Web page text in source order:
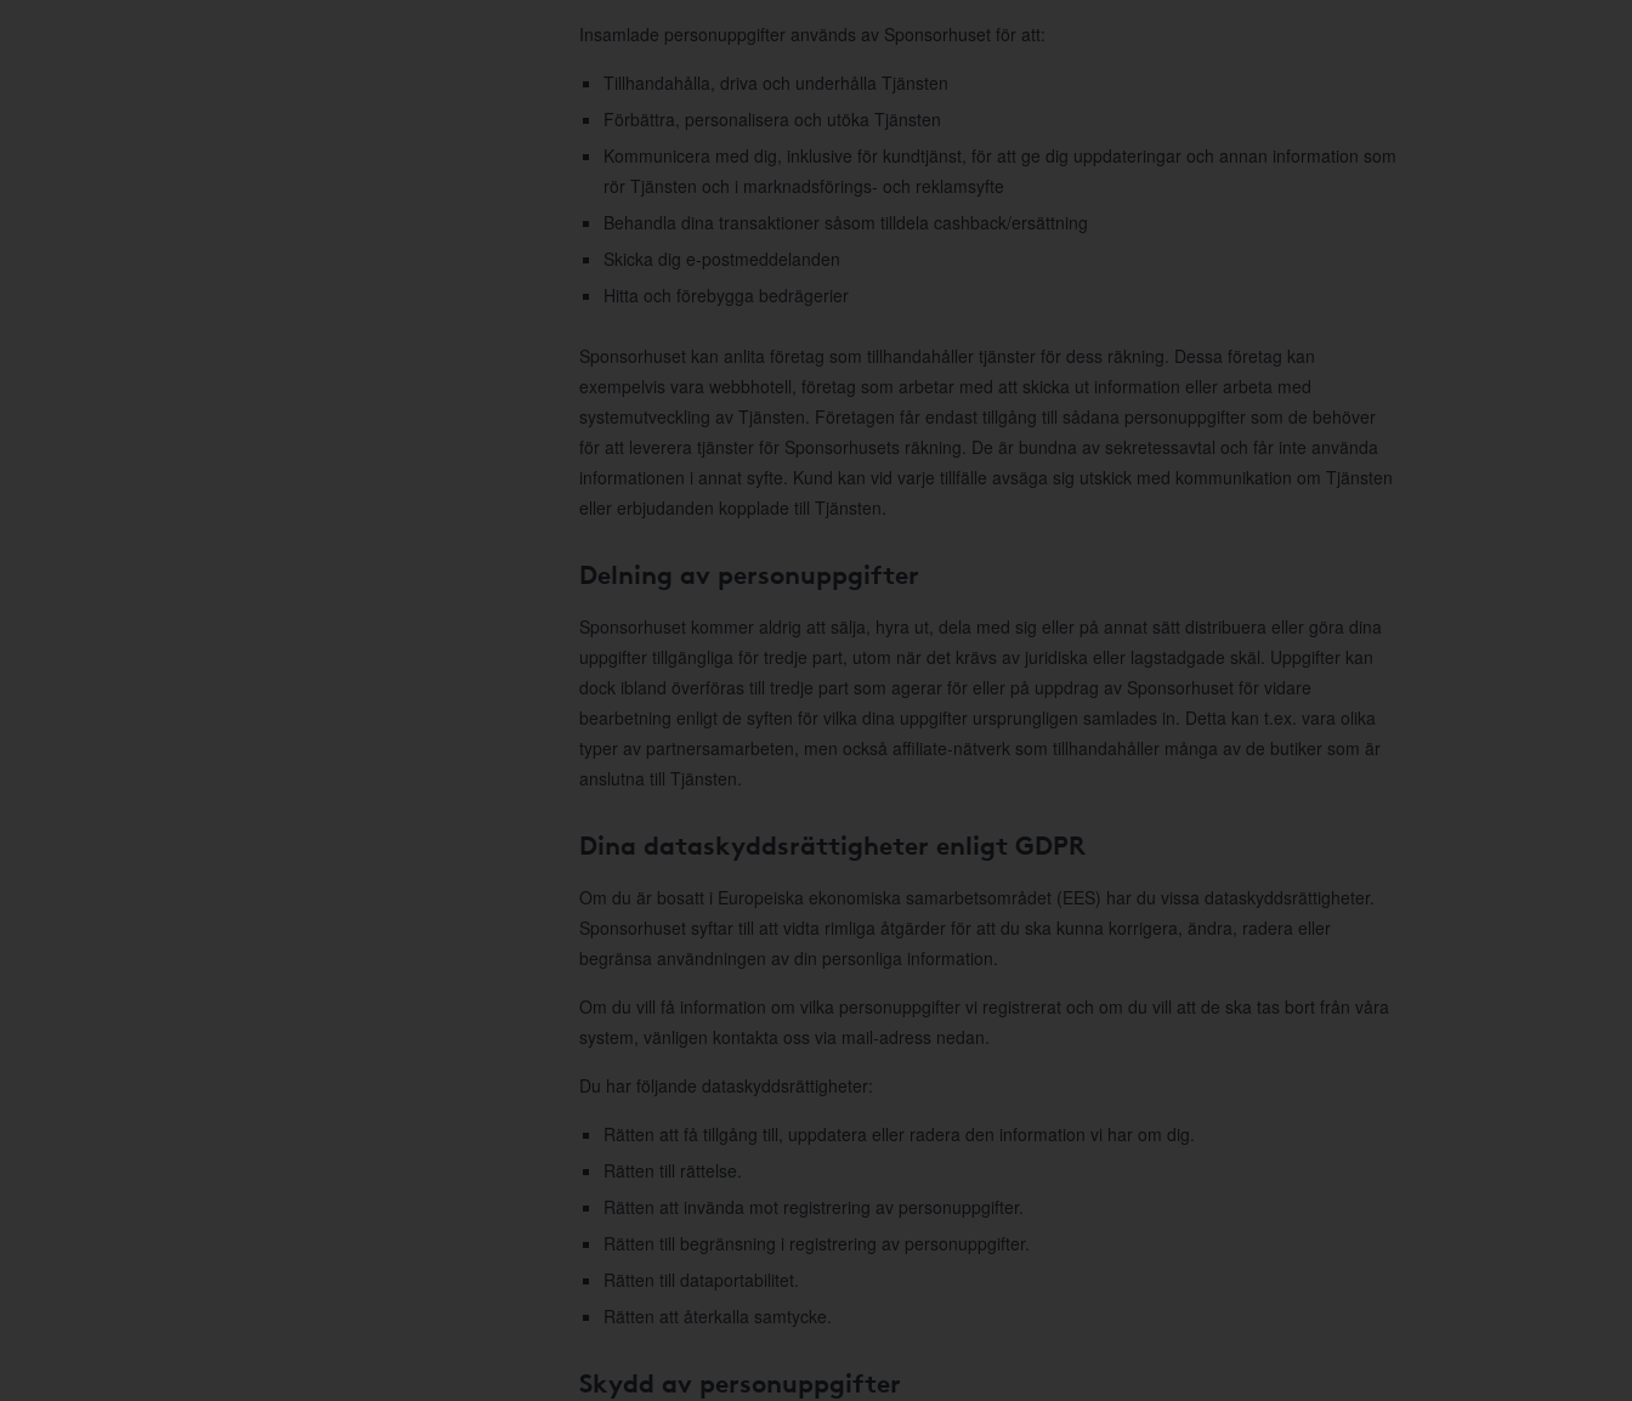
Insamlade personuppgifter används av Sponsorhuset för att:
Tillhandahålla, driva och underhålla Tjänsten
Förbättra, personalisera och utöka Tjänsten
Kommunicera med dig, inklusive för kundtjänst, för att ge dig uppdateringar och annan information som
rör Tjänsten och i marknadsförings- och reklamsyfte
Behandla dina transaktioner såsom tilldela cashback/ersättning
Skicka dig e-postmeddelanden
Hitta och förebygga bedrägerier
Sponsorhuset kan anlita företag som tillhandahåller tjänster för dess räkning. Dessa företag kan
exempelvis vara webbhotell, företag som arbetar med att skicka ut information eller arbeta med
systemutveckling av Tjänsten. Företagen får endast tillgång till sådana personuppgifter som de behöver
för att leverera tjänster för Sponsorhusets räkning. De är bundna av sekretessavtal och får inte använda
informationen i annat syfte. Kund kan vid varje tillfälle avsäga sig utskick med kommunikation om Tjänsten
eller erbjudanden kopplade till Tjänsten.
Delning av personuppgifter
Sponsorhuset kommer aldrig att sälja, hyra ut, dela med sig eller på annat sätt distribuera eller göra dina
uppgifter tillgängliga för tredje part, utom när det krävs av juridiska eller lagstadgade skäl. Uppgifter kan
dock ibland överföras till tredje part som agerar för eller på uppdrag av Sponsorhuset för vidare
bearbetning enligt de syften för vilka dina uppgifter ursprungligen samlades in. Detta kan t.ex. vara olika
typer av partnersamarbeten, men också affiliate-nätverk som tillhandahåller många av de butiker som är
anslutna till Tjänsten.
Dina dataskyddsrättigheter enligt GDPR
Om du är bosatt i Europeiska ekonomiska samarbetsområdet (EES) har du vissa dataskyddsrättigheter.
Sponsorhuset syftar till att vidta rimliga åtgärder för att du ska kunna korrigera, ändra, radera eller
begränsa användningen av din personliga information.
Om du vill få information om vilka personuppgifter vi registrerat och om du vill att de ska tas bort från våra
system, vänligen kontakta oss via mail-adress nedan.
Du har följande dataskyddsrättigheter:
Rätten att få tillgång till, uppdatera eller radera den information vi har om dig.
Rätten till rättelse.
Rätten att invända mot registrering av personuppgifter.
Rätten till begränsning i registrering av personuppgifter.
Rätten till dataportabilitet.
Rätten att återkalla samtycke.
Skydd av personuppgifter